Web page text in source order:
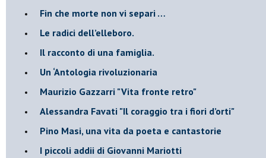
​Fin che morte non vi separi …
​Le radici dell’elleboro.
​Il racconto di una famiglia.
Un ‘Antologia rivoluzionaria
​Maurizio Gazzarri "Vita fronte retro"
​Alessandra Favati "Il coraggio tra i fiori d’orti"
​Pino Masi, una vita da poeta e cantastorie
​I piccoli addii di Giovanni Mariotti